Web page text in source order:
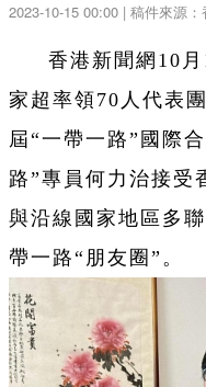
2023-10-15 00:00 | 稿件來源
香港新聞網10
家超率領70人代表
屆“一帶一路”國際
路”專員何力治接受
與沿線國家地區多聯
帶一路“朋友圈” 。